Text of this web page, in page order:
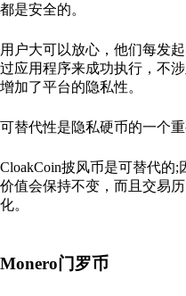
都是安全的。
用户大可以放心，他们每发
过应用程序来成功执行，不
增加了平台的隐私性。
可替代性是隐私硬币的一个重
CloakCoin披风币是可替代的;
价值会保持不变，而且交易
化。
Monero门罗币